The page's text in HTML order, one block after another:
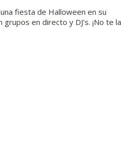
fiesta de Halloween en su
en directo y DJ's. ¡No te la